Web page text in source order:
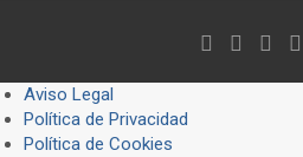
Aviso Legal
Política de Privacidad
Política de Cookies